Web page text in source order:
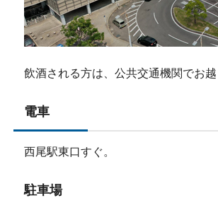
飲酒される方は、公共交通機関でお越
電車
西尾駅東口すぐ。
駐車場